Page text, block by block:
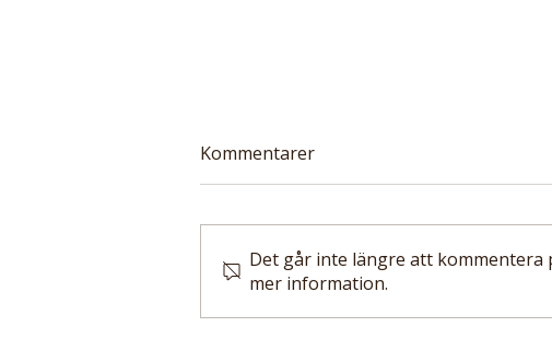
Ny PNAS-studie:
Kommentarer
Det går inte längre att kommentera
mer information.